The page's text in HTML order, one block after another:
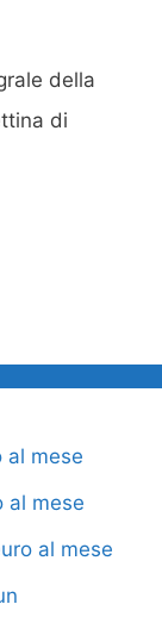
della
di
al mese
al mese
al mese